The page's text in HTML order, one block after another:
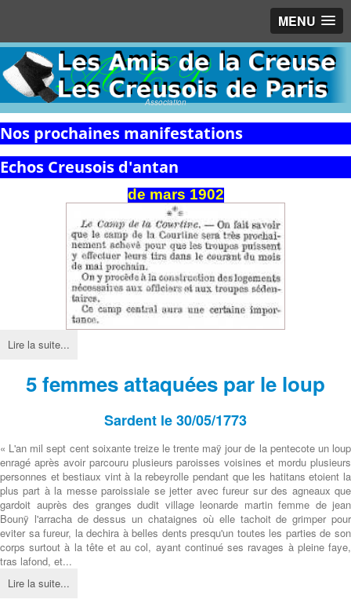
MENU
Association
Nos prochaines manifestations
Echos Creusois d'antan
de mars 1902
Lire la suite...
5 femmes attaquées par le loup
Sardent le 30/05/1773
« L'an mil sept cent soixante treize le trente maÿ jour de la pentecote un loup
enragé après avoir parcouru plusieurs paroisses voisines et mordu plusieurs
personnes et bestiaux vint à la rebeyrolle pendant que les hatitans etoient la
plus part à la messe paroissiale se jetter avec fureur sur des agneaux que
gardoit auprès des granges dudit village leonarde martin femme de jean
Bounÿ l'arracha de dessus un chataignes où elle tachoit de grimper pour
eviter sa fureur, la dechira à belles dents presqu'un toutes les parties de son
corps surtout à la tête et au col, ayant continué ses ravages à pleine faye,
tras lafond, et...
Lire la suite...